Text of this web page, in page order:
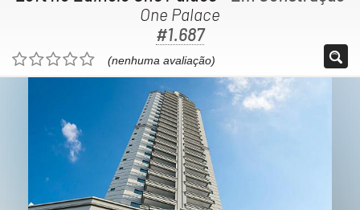
One Palace
#1.687
(nenhuma avaliação)